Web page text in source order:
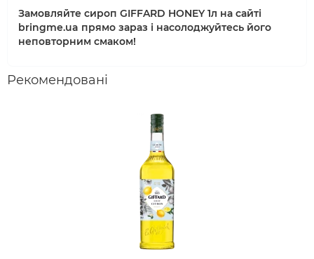
Замовляйте сироп GIFFARD HONEY 1л на сайті
bringme.ua прямо зараз і насолоджуйтесь його
неповторним смаком!
Рекомендовані